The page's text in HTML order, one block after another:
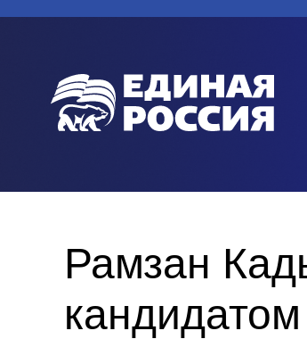
Рамзан